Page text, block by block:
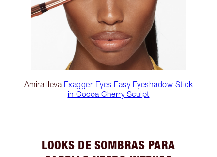
Amira lleva Exagger-Eyes Easy Eyeshadow Stick
in Cocoa Cherry Sculpt
LOOKS DE SOMBRAS PARA